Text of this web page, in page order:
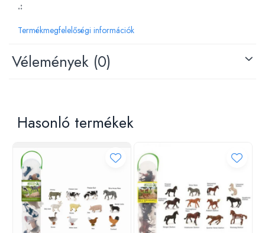
.:
Termékmegfelelőségi információk
Vélemények (0)
Hasonló termékek